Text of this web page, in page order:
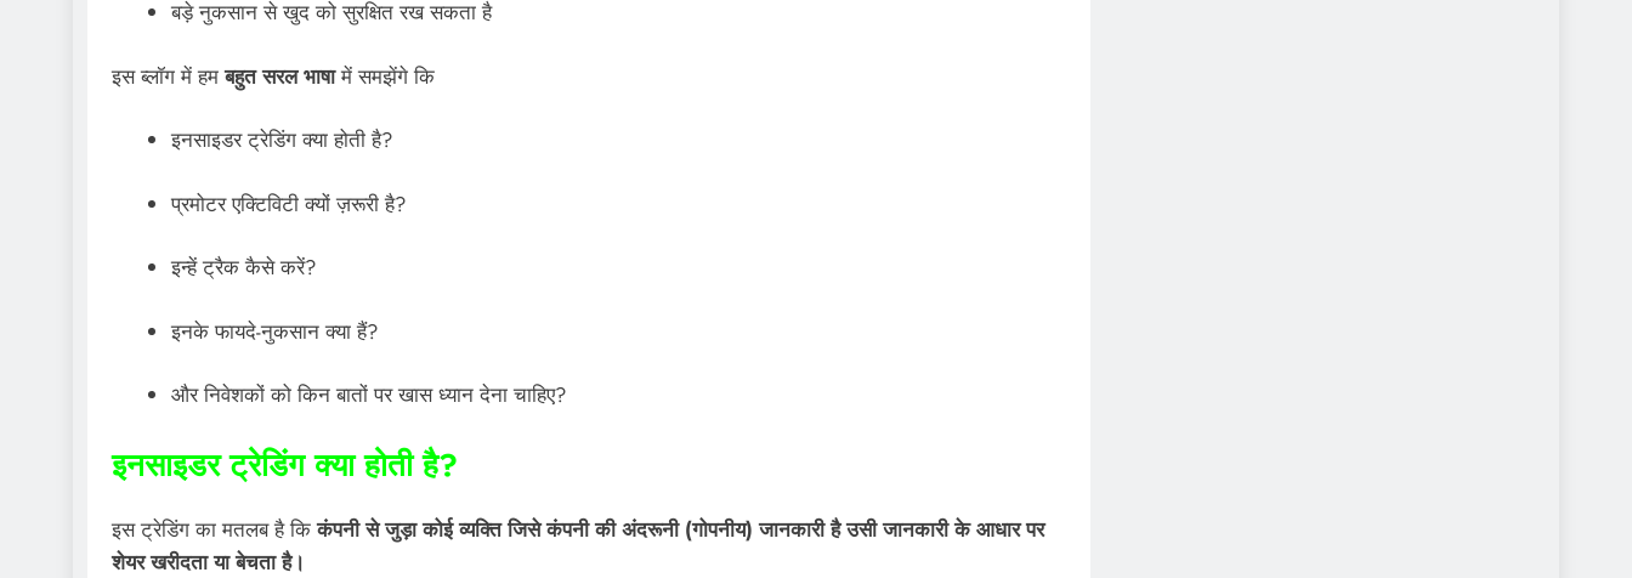
बड़े नुकसान से खुद को सुरक्षित रख सकता है
इस ब्लॉग में हमबहुत सरल भाषामें समझेंगे कि
इनसाइडर ट्रेडिंग क्या होती है?
प्रमोटर एक्टिविटी क्यों ज़रूरी है?
इन्हें ट्रैक कैसे करें?
इनके फायदे-नुकसान क्या हैं?
और निवेशकों को किन बातों पर खास ध्यान देना चाहिए?
इनसाइडर ट्रेडिंग क्या होती है?
इस ट्रेडिंग का मतलब है किकंपनी से जुड़ा कोई व्यक्ति जिसे कंपनी की अंदरूनी (गोपनीय) जानकारी है उसी जानकारी के आधार पर
शेयर खरीदता या बेचता है।